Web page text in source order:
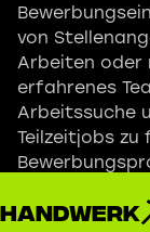
von
Arbeiten oder
erfahrenes
Arbeitssuche
Teilzeitjobs zu
Handwerk